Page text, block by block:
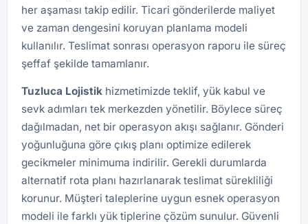
her aşaması takip edilir. Ticari gönderilerde maliyet
ve zaman dengesini koruyan planlama modeli
kullanılır. Teslimat sonrası operasyon raporu ile süreç
şeffaf şekilde tamamlanır.
Tuzluca Lojistik hizmetimizde teklif, yük kabul ve
sevk adımları tek merkezden yönetilir. Böylece süreç
dağılmadan, net bir operasyon akışı sağlanır. Gönderi
yoğunluğuna göre çıkış planı optimize edilerek
gecikmeler minimuma indirilir. Gerekli durumlarda
alternatif rota planı hazırlanarak teslimat sürekliliği
korunur. Müşteri taleplerine uygun esnek operasyon
modeli ile farklı yük tiplerine çözüm sunulur. Güvenli